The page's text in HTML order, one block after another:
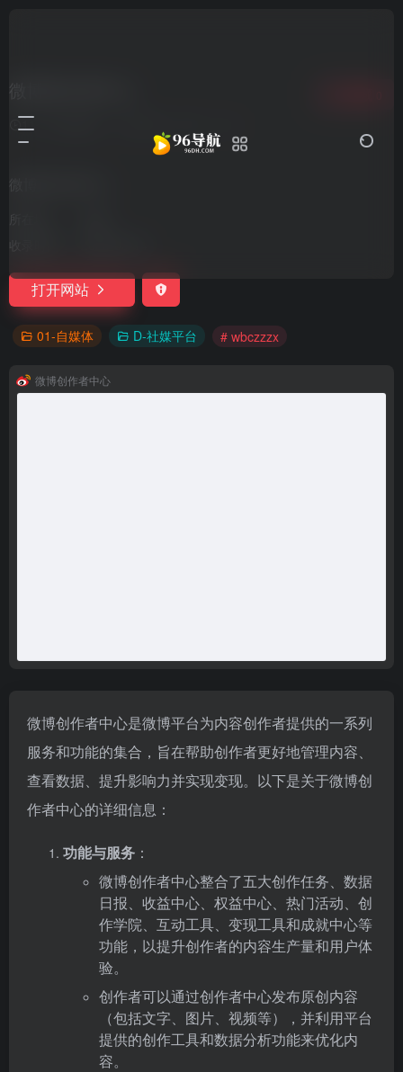
微博创作者中心
11个月前更新
微博创作者中心
所在地：
收录时间：
打开网站
01-自媒体 D-社媒平台 # wbczzzx
微博创作者中心
微博创作者中心是微博平台为内容创作者提供的一系列
服务和功能的集合，旨在帮助创作者更好地管理内容、
查看数据、提升影响力并实现变现。以下是关于微博创
作者中心的详细信息：
功能与服务 ：
微博创作者中心整合了五大创作任务、数据
日报、收益中心、权益中心、热门活动、创
作学院、互动工具、变现工具和成就中心等
功能，以提升创作者的内容生产量和用户体
验。
创作者可以通过创作者中心发布原创内容
（包括文字、图片、视频等），并利用平台
提供的创作工具和数据分析功能来优化内
容。